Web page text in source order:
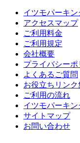
イツモパーキン
アクセスマップ
ご利用料金
ご利用規定
会社概要
プライバシーポ
よくあるご質問
お役立ちリンク
ご利用の流れ
イツモパーキ
サイトマップ
お問い合わせ